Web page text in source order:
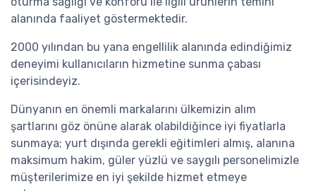
alanında faaliyet göstermektedir.
2000 yılından bu yana engellilik alanında edindiğimiz
deneyimi kullanıcıların hizmetine sunma çabası
içerisindeyiz.
Dünyanın en önemli markalarını ülkemizin alım
şartlarını göz önüne alarak olabildiğince iyi fiyatlarla
sunmaya; yurt dışında gerekli eğitimleri almış, alanına
maksimum hakim, güler yüzlü ve saygılı personelimizle
müşterilerimize en iyi şekilde hizmet etmeye